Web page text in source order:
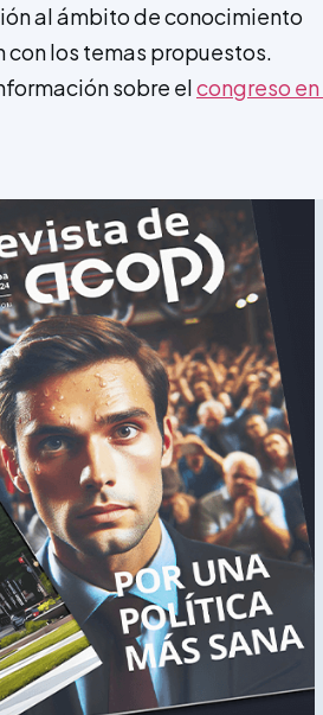
al ámbito de conocimiento
con los temas propuestos.
sobre elcongreso